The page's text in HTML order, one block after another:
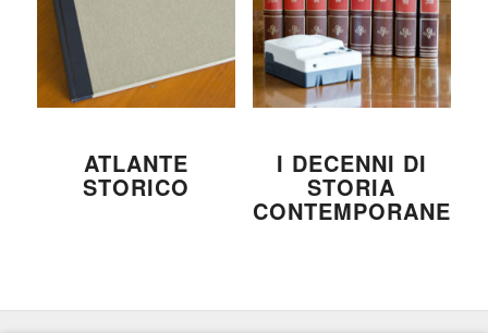
ATLANTE
STORICO
I DECENNI DI
STORIA
CONTEMPORANEA